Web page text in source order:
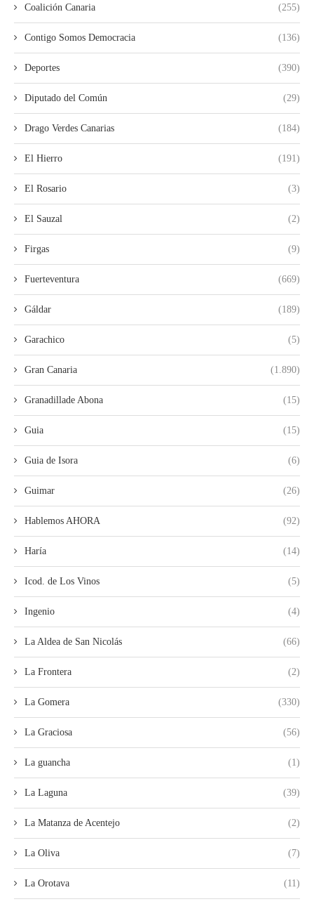
Coalición Canaria (255)
Contigo Somos Democracia (136)
Deportes (390)
Diputado del Común (29)
Drago Verdes Canarias (184)
El Hierro (191)
El Rosario (3)
El Sauzal (2)
Firgas (9)
Fuerteventura (669)
Gáldar (189)
Garachico (5)
Gran Canaria (1.890)
Granadillade Abona (15)
Guia (15)
Guia de Isora (6)
Guimar (26)
Hablemos AHORA (92)
Haría (14)
Icod. de Los Vinos (5)
Ingenio (4)
La Aldea de San Nicolás (66)
La Frontera (2)
La Gomera (330)
La Graciosa (56)
La guancha (1)
La Laguna (39)
La Matanza de Acentejo (2)
La Oliva (7)
La Orotava (11)